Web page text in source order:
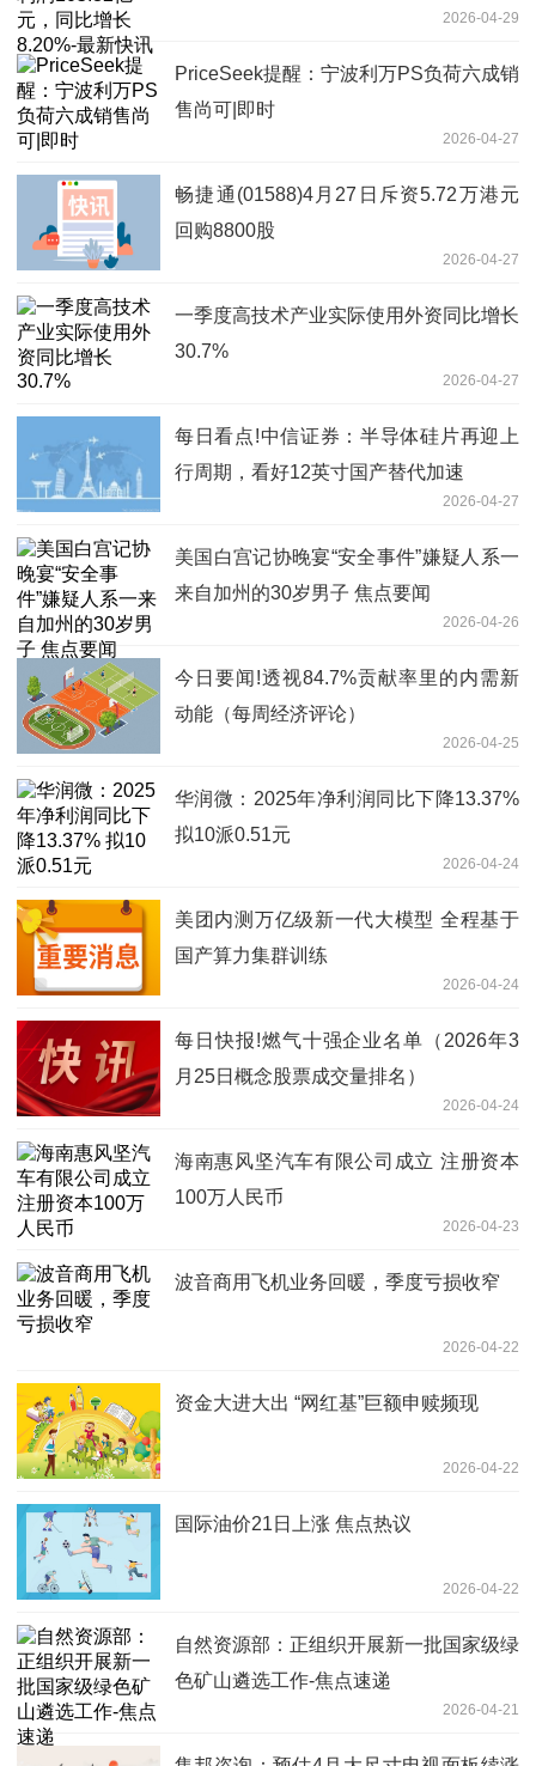
2026-04-29
PriceSeek提醒：宁波利万PS负荷六成销
售尚可|即时
2026-04-27
畅捷通(01588)4月27日斥资5.72万港元
回购8800股
2026-04-27
一季度高技术产业实际使用外资同比增长
30.7%
2026-04-27
每日看点!中信证券：半导体硅片再迎上
行周期，看好12英寸国产替代加速
2026-04-27
美国白宫记协晚宴“安全事件”嫌疑人系一
来自加州的30岁男子 焦点要闻
2026-04-26
今日要闻!透视84.7%贡献率里的内需新
动能（每周经济评论）
2026-04-25
华润微：2025年净利润同比下降13.37%
拟10派0.51元
2026-04-24
美团内测万亿级新一代大模型 全程基于
国产算力集群训练
2026-04-24
每日快报!燃气十强企业名单（2026年3
月25日概念股票成交量排名）
2026-04-24
海南惠风坚汽车有限公司成立 注册资本
100万人民币
2026-04-23
波音商用飞机业务回暖，季度亏损收窄
2026-04-22
资金大进大出 “网红基”巨额申赎频现
2026-04-22
国际油价21日上涨 焦点热议
2026-04-22
自然资源部：正组织开展新一批国家级绿
色矿山遴选工作-焦点速递
2026-04-21